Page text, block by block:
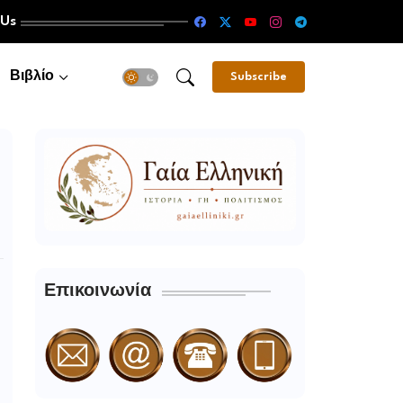
Βιβλίο Subscribe
Επικοινωνία